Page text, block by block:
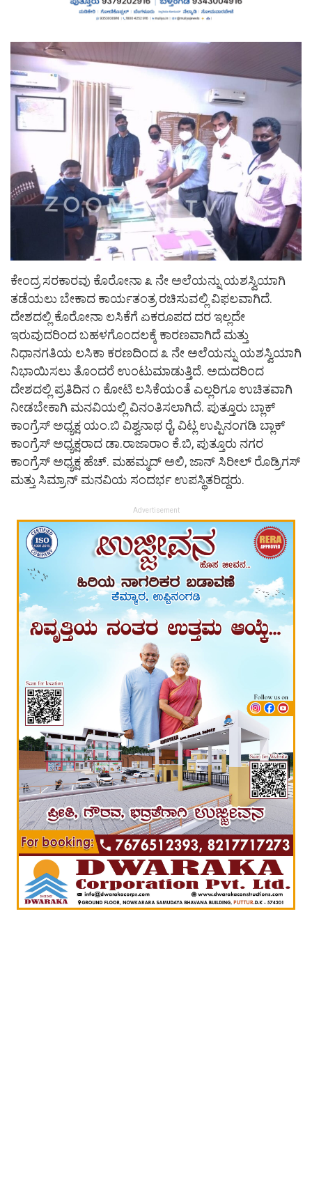
ಕೇಂದ್ರ ಸರಕಾರವು ಕೊರೋನಾ ೩ ನೇ ಅಲೆಯನ್ನು ಯಶಸ್ವಿಯಾಗಿ
ತಡೆಯಲು ಬೇಕಾದ ಕಾರ್ಯತಂತ್ರ ರಚಿಸುವಲ್ಲಿ ವಿಫಲವಾಗಿದೆ.
ದೇಶದಲ್ಲಿ ಕೊರೋನಾ ಲಸಿಕೆಗೆ ಏಕರೂಪದ ದರ ಇಲ್ಲದೇ
ಇರುವುದರಿಂದ ಬಹಳಗೊಂದಲಕ್ಕೆ ಕಾರಣವಾಗಿದೆ ಮತ್ತು
ನಿಧಾನಗತಿಯ ಲಸಿಕಾ ಕರಣದಿಂದ ೩ ನೇ ಅಲೆಯನ್ನು ಯಶಸ್ವಿಯಾಗಿ
ನಿಭಾಯಿಸಲು ತೊಂದರೆ ಉಂಟುಮಾಡುತ್ತಿದೆ. ಅದುದರಿಂದ
ದೇಶದಲ್ಲಿ ಪ್ರತಿದಿನ ೧ ಕೋಟಿ ಲಸಿಕೆಯಂತೆ ಎಲ್ಲರಿಗೂ ಉಚಿತವಾಗಿ
ನೀಡಬೇಕಾಗಿ ಮನವಿಯಲ್ಲಿ ವಿನಂತಿಸಲಾಗಿದೆ. ಪುತ್ತೂರು ಬ್ಲಾಕ್
ಕಾಂಗ್ರೆಸ್ ಅಧ್ಯಕ್ಷ ಯಂ.ಬಿ ವಿಶ್ವನಾಥ ರೈ, ವಿಟ್ಲ ಉಪ್ಪಿನಂಗಡಿ ಬ್ಲಾಕ್
ಕಾಂಗ್ರೆಸ್ ಅಧ್ಯಕ್ಷರಾದ ಡಾ.ರಾಜಾರಾಂ ಕೆ.ಬಿ, ಪುತ್ತೂರು ನಗರ
ಕಾಂಗ್ರೆಸ್ ಅಧ್ಯಕ್ಷ ಹೆಚ್. ಮಹಮ್ಮದ್ ಅಲಿ, ಜಾನ್ ಸಿರೀಲ್ ರೊಡ್ರಿಗಸ್
ಮತ್ತು ಸಿಮ್ರಾನ್ ಮನವಿಯ ಸಂದರ್ಭ ಉಪಸ್ಥಿತರಿದ್ದರು.
Advertisement